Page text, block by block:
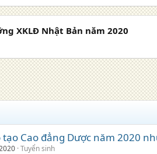
XKLĐ Nhật Bản năm 2020
Cao đẳng Dược năm 2020
Tuyển sinh